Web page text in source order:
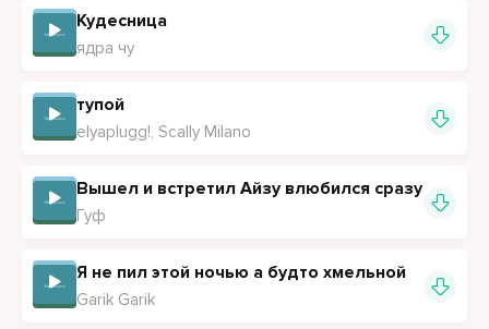
Кудесница
ядра чу
тупой
elyaplugg!, Scally Milano
Вышел и встретил Айзу влюбился сразу
Гуф
Я не пил этой ночью а будто хмельной
Garik Garik